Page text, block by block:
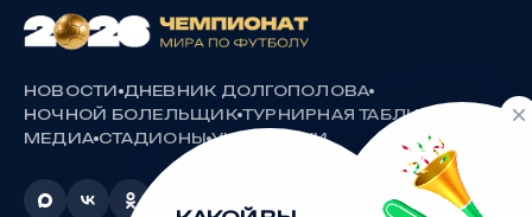
НОВОСТИ ДНЕВНИК ДОЛГОПОЛОВА
НОЧНОЙ БОЛЕЛЬЩИК ТУРНИРНАЯ ТАБЛИЦА
МЕДИА СТАДИОНЫ УЧАСТНИКИ